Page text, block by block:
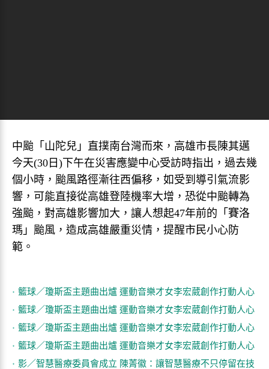
中颱「山陀兒」直撲南台灣而來，高雄市長陳其邁
今天(30日)下午在災害應變中心受訪時指出，過去幾
個小時，颱風路徑漸往西偏移，如受到導引氣流影
響，可能直接從高雄登陸機率大增，恐從中颱轉為
強颱，對高雄影響加大，讓人想起47年前的「賽洛
瑪」颱風，造成高雄嚴重災情，提醒市民小心防
範。
籃球／瓊斯盃主題曲出爐 運動音樂才女李宏葳創作打動人心
籃球／瓊斯盃主題曲出爐 運動音樂才女李宏葳創作打動人心
籃球／瓊斯盃主題曲出爐 運動音樂才女李宏葳創作打動人心
籃球／瓊斯盃主題曲出爐 運動音樂才女李宏葳創作打動人心
影／智慧醫療委員會成立 陳菁徽：讓智慧醫療不只停留在技